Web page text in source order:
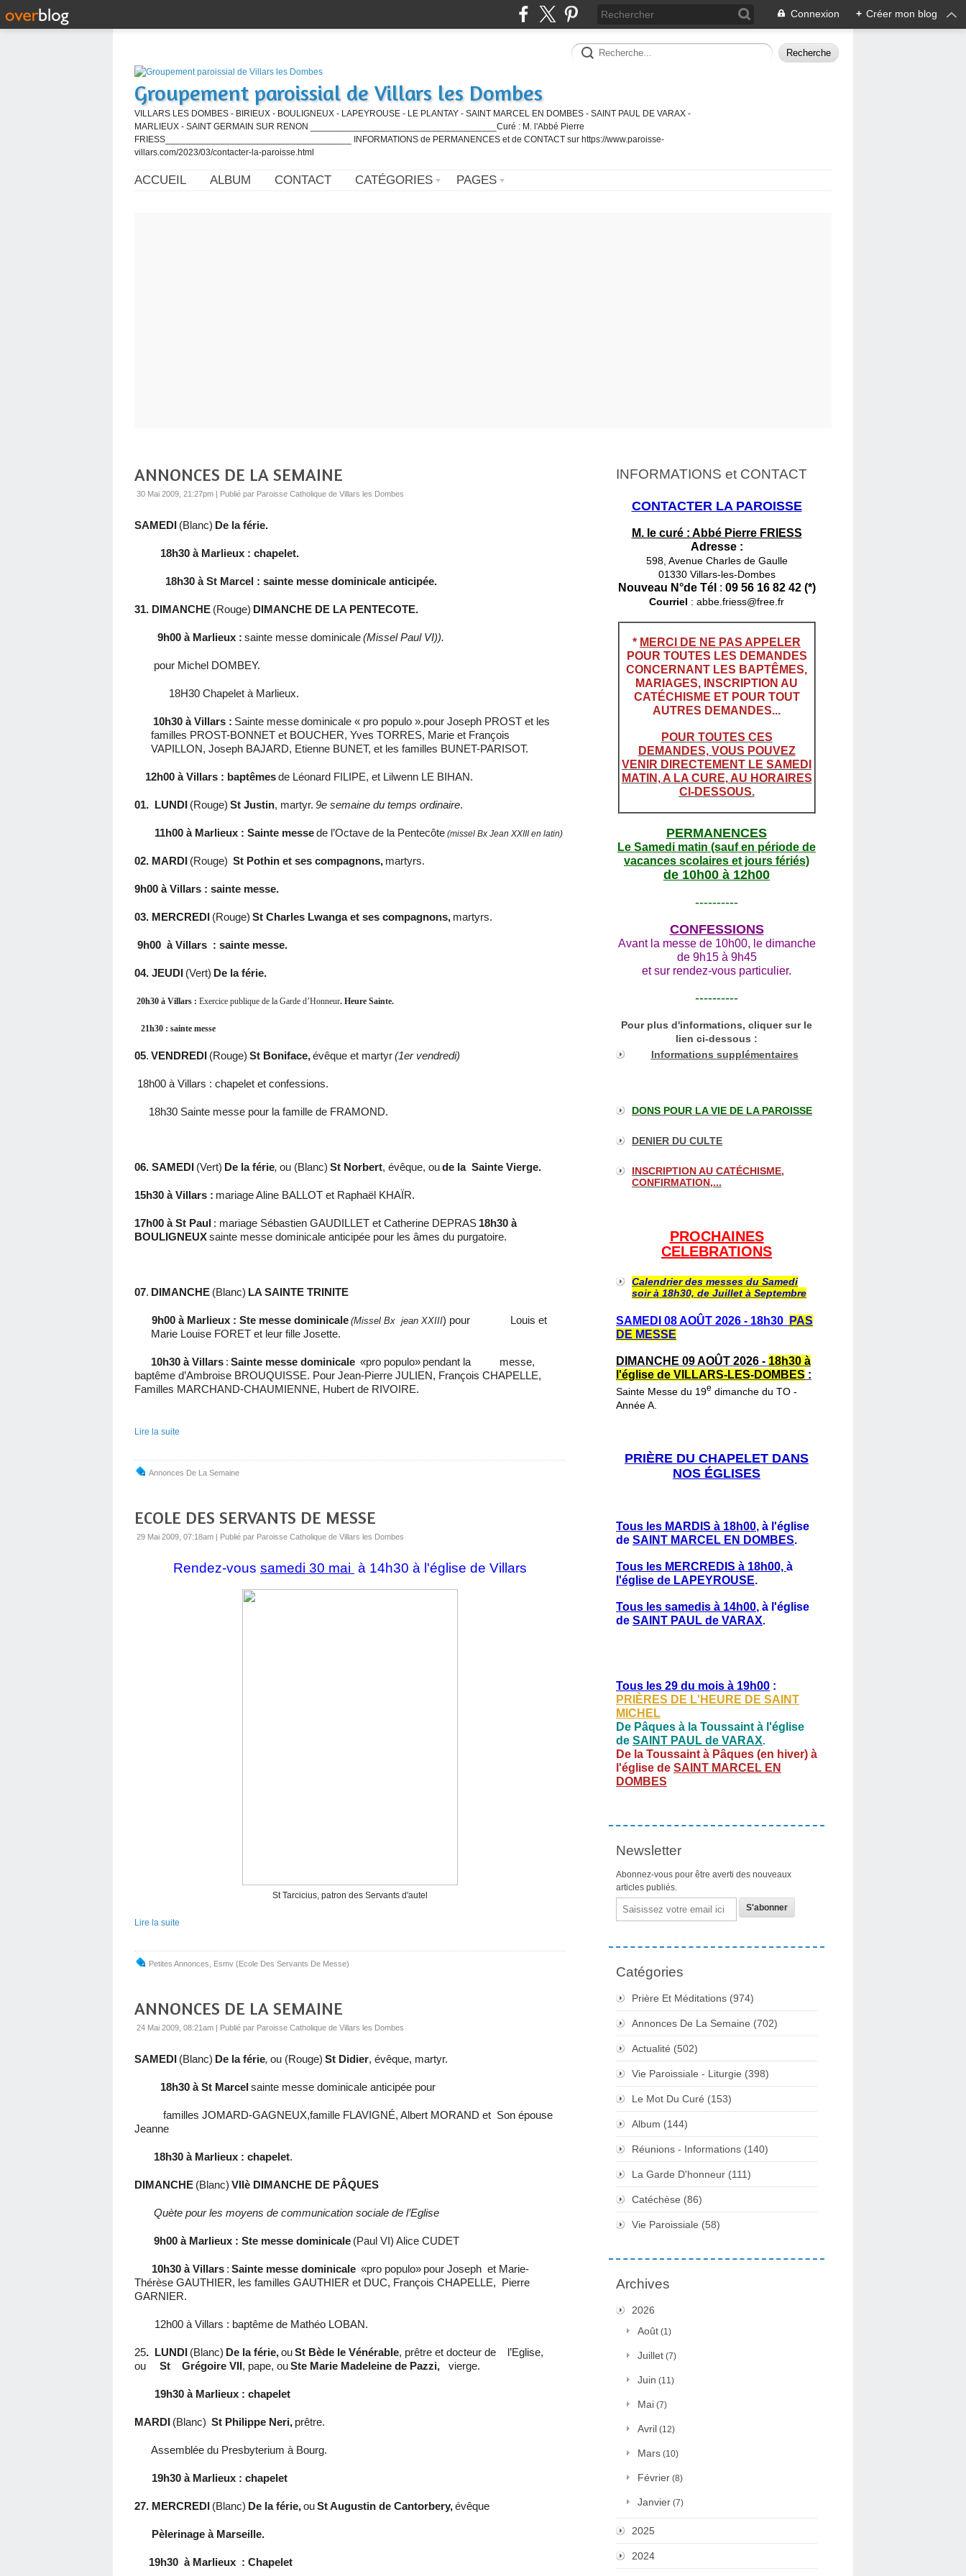
Connexion + Créer mon blog
Groupement paroissial de Villars les Dombes
VILLARS LES DOMBES - BIRIEUX - BOULIGNEUX - LAPEYROUSE - LE PLANTAY - SAINT MARCEL EN DOMBES - SAINT PAUL DE VARAX -
MARLIEUX - SAINT GERMAIN SUR RENON _____________________________________Curé : M. l'Abbé Pierre
FRIESS_____________________________________ INFORMATIONS de PERMANENCES et de CONTACT sur https://www.paroisse-
villars.com/2023/03/contacter-la-paroisse.html
ACCUEIL ALBUM CONTACT CATÉGORIES PAGES
ANNONCES DE LA SEMAINE
30 Mai 2009, 21:27pm | Publié par Paroisse Catholique de Villars les Dombes
SAMEDI (Blanc) De la férie.
18h30 à Marlieux : chapelet.
18h30 à St Marcel : sainte messe dominicale anticipée.
31. DIMANCHE (Rouge) DIMANCHE DE LA PENTECOTE.
9h00 à Marlieux : sainte messe dominicale(Missel Paul VI)).
pour Michel DOMBEY.
18H30 Chapelet à Marlieux.
10h30 à Villars : Sainte messedominicale « pro populo ».pour Joseph PROST et les
familles PROST-BONNET et BOUCHER, Yves TORRES, Marie et François
VAPILLON, Joseph BAJARD, Etienne BUNET, et les familles BUNET-PARISOT.
12h00 à Villars : baptêmes de Léonard FILIPE, et Lilwenn LE BIHAN.
01. LUNDI (Rouge) St Justin, martyr. 9e semaine du temps ordinaire.
11h00 à Marlieux : Sainte messede l’Octave de la Pentecôte (missel Bx Jean XXIII en latin)
02. MARDI (Rouge) St Pothin et ses compagnons, martyrs.
9h00 à Villars : sainte messe.
03. MERCREDI (Rouge) St Charles Lwanga et ses compagnons, martyrs.
9h00 à Villars : sainte messe.
04. JEUDI (Vert) De la férie.
20h30 à Villars : Exercice publique de la Garde d’Honneur. Heure Sainte.
21h30 : sainte messe
05. VENDREDI (Rouge) St Boniface,évêque et martyr(1er vendredi)
18h00 à Villars : chapelet et confessions.
18h30 Sainte messe pour la famille de FRAMOND.
06. SAMEDI (Vert) De la férie, ou (Blanc) St Norbert, évêque, oude la Sainte Vierge.
15h30 à Villars : mariage Aline BALLOT et Raphaël KHAÏR.
17h00 à St Paul : mariage Sébastien GAUDILLET et Catherine DEPRAS 18h30 à
BOULIGNEUXsainte messe dominicale anticipée pour les âmes du purgatoire.
07. DIMANCHE (Blanc) LA SAINTE TRINITE
9h00 à Marlieux : Ste messe dominicale (Missel Bx jean XXIII) pour
Louis et
Marie Louise FORET et leur fille Josette.
10h30 à Villars : Sainte messe dominicale «pro populo» pendant la
messe,
baptême d’Ambroise BROUQUISSE. Pour Jean-Pierre JULIEN, François CHAPELLE,
Familles MARCHAND-CHAUMIENNE, Hubert de RIVOIRE.
Lire la suite
Annonces De La Semaine
ECOLE DES SERVANTS DE MESSE
29 Mai 2009, 07:18am | Publié par Paroisse Catholique de Villars les Dombes
Rendez-vous samedi 30 mai à 14h30 à l'église de Villars
St Tarcicius, patron des Servants d'autel
Lire la suite
Petites Annonces Esmv (Ecole Des Servants De Messe)
ANNONCES DE LA SEMAINE
24 Mai 2009, 08:21am | Publié par Paroisse Catholique de Villars les Dombes
SAMEDI (Blanc) De la férie, ou (Rouge) St Didier, évêque, martyr.
18h30 à St Marcel sainte messe dominicale anticipée pour
familles JOMARD-GAGNEUX,famille FLAVIGN É, Albert MORAND et Son épouse
Jeanne
18h30 à Marlieux : chapelet.
DIMANCHE (Blanc) VIIè DIMANCHE DE PÂQUES
Quète pour les moyens de communication sociale de l’Eglise
9h00 à Marlieux : Ste messe dominicale (Paul VI) Alice CUDET
10h30 à Villars : Sainte messe dominicale «pro populo» pour Joseph et Marie-
Thérèse GAUTHIER, les familles GAUTHIER et DUC, François CHAPELLE,
Pierre
GARNIER.
12h00 à Villars : baptême de Mathéo LOBAN.
25. LUNDI (Blanc) De la férie,ouSt Bède le Vénérable, prêtre et docteur de
l’Eglise,
ou
St Grégoire VII , pape, ouSte Marie Madeleine de Pazzi, vierge.
19h30 à Marlieux : chapelet
MARDI (Blanc) St Philippe Neri, prêtre.
Assemblée du Presbyterium à Bourg.
19h30 à Marlieux : chapelet
27. MERCREDI (Blanc) De la férie,ouSt Augustin de Cantorbery,évêque
Pèlerinage à Marseille.
19h30 à Marlieux : Chapelet
INFORMATIONS et CONTACT
CONTACTER LA PAROISSE
M. le curé : Abbé Pierre FRIESS
Adresse :
598, Avenue Charles de Gaulle
01330 Villars-les-Dombes
Nouveau N°de Tél : 09 56 16 82 42 (*)
Courriel : abbe.friess@free.fr
* MERCI DE NE PAS APPELER
POUR TOUTES LES DEMANDES
CONCERNANT LES BAPTÊMES,
MARIAGES, INSCRIPTION AU
CATÉCHISME ET POUR TOUT
AUTRES DEMANDES...
POUR TOUTES CES
DEMANDES, VOUS POUVEZ
VENIR DIRECTEMENT LE SAMEDI
MATIN, A LA CURE, AU HORAIRES
CI-DESSOUS.
PERMANENCES
Le Samedi matin (sauf en période de
vacances scolaires et jours fériés)
de 10h00 à 12h00
----------
CONFESSIONS
Avant la messe de 10h00, le dimanche
de 9h15 à 9h45
et sur rendez-vous particulier.
----------
Pour plus d'informations, cliquer sur le
lien ci-dessous :
Informations supplémentaires
DONS POUR LA VIE DE LA PAROISSE
DENIER DU CULTE
INSCRIPTION AU CATÉCHISME,
CONFIRMATION,...
PROCHAINES
CELEBRATIONS
Calendrier des messes du Samedi
soir à 18h30, de Juillet à Septembre
SAMEDI 08 AOÛT 2026 - 18h30
PAS
DE MESSE
DIMANCHE 09 AOÛT 2026 - 18h30 à
l'église de VILLARS-LES-DOMBES :
Sainte Messe du 19e dimanche du TO -
Année A.
PRIÈRE DU CHAPELET DANS
NOS ÉGLISES
Tous les MARDIS à 18h00, à l'église
de SAINT MARCEL EN DOMBES.
Tous les MERCREDIS à 18h00, à
l'église de LAPEYROUSE.
Tous les samedis à 14h00, à l'église
de SAINT PAUL de VARAX.
Tous les 29 du mois à 19h00 :
PRIÈRES DE L'HEURE DE SAINT
MICHEL
De Pâques à la Toussaint à l'église
de SAINT PAUL de VARAX.
De la Toussaint à Pâques (en hiver) à
l'église de SAINT MARCEL EN
DOMBES
Newsletter
Abonnez-vous pour être averti des nouveaux
articles publiés.
Email
Catégories
Prière Et Méditations (974)
Annonces De La Semaine (702)
Actualité (502)
Vie Paroissiale - Liturgie (398)
Le Mot Du Curé (153)
Album (144)
Réunions - Informations (140)
La Garde D'honneur (111)
Catéchèse (86)
Vie Paroissiale (58)
Archives
2026
Août (1)
Juillet (7)
Juin (11)
Mai (7)
Avril (12)
Mars (10)
Février (8)
Janvier (7)
2025
2024